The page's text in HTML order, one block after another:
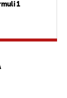
1